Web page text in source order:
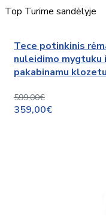
Top Turime sandėlyje
Tece potinkinis rėmas
nuleidimo mygtuku ir Deante Peonia
pakabinamu
599,00€
359,00€